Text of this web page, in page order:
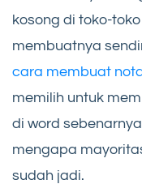
kosong di toko-
membuatnya
cara membuat
memilih untuk
di word
mengapa
sudah jadi.